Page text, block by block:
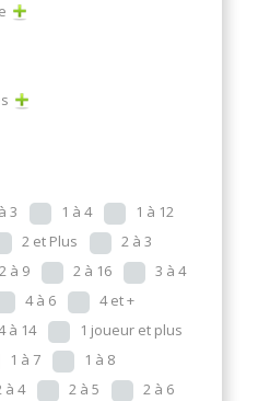
3 1 à 4
1 à 12
2 et Plus
2 à 3
2 à 9 2 à 16
3 à 4
4 à 6
4 et +
à 14
1 joueur et plus
1 à 7
1 à 8
à 4 2 à 5
2 à 6